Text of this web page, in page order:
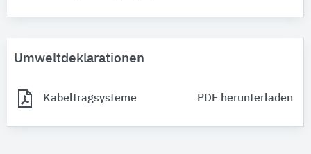
Umweltdeklarationen
Kabeltragsysteme PDF herunterladen